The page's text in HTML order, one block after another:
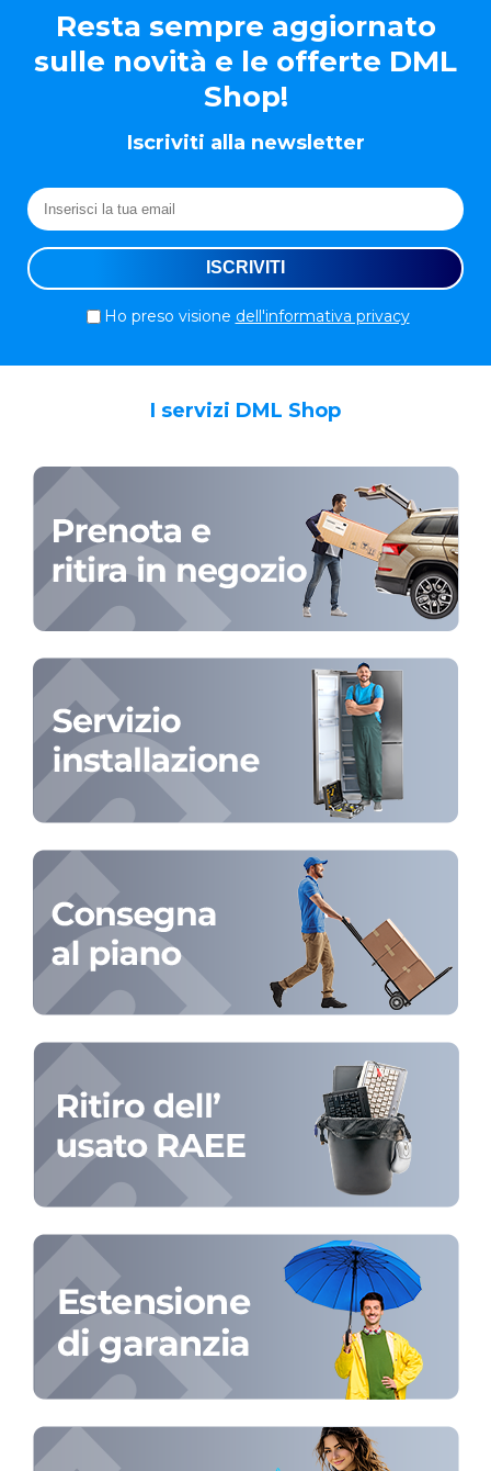
Resta sempre aggiornato
sulle novità e le offerte DML
Shop!
Iscriviti alla newsletter
Ho preso visione dell'informativa privacy
I servizi DML Shop